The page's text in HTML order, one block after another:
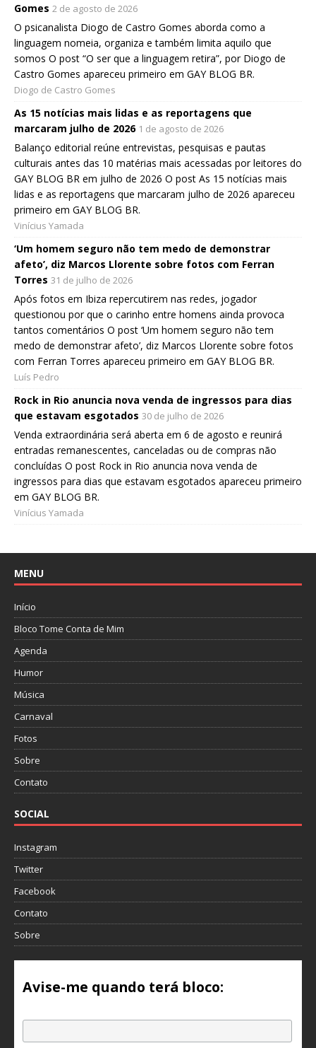
Gomes 2 de agosto de 2026
O psicanalista Diogo de Castro Gomes aborda como a
linguagem nomeia, organiza e também limita aquilo que
somos O post “O ser que a linguagem retira”, por Diogo de
Castro Gomes apareceu primeiro em GAY BLOG BR.
Diogo de Castro Gomes
As 15 notícias mais lidas e as reportagens que
marcaram julho de 2026 1 de agosto de 2026
Balanço editorial reúne entrevistas, pesquisas e pautas
culturais antes das 10 matérias mais acessadas por leitores do
GAY BLOG BR em julho de 2026 O post As 15 notícias mais
lidas e as reportagens que marcaram julho de 2026 apareceu
primeiro em GAY BLOG BR.
Vinícius Yamada
‘Um homem seguro não tem medo de demonstrar
afeto’, diz Marcos Llorente sobre fotos com Ferran
Torres 31 de julho de 2026
Após fotos em Ibiza repercutirem nas redes, jogador
questionou por que o carinho entre homens ainda provoca
tantos comentários O post ‘Um homem seguro não tem
medo de demonstrar afeto’, diz Marcos Llorente sobre fotos
com Ferran Torres apareceu primeiro em GAY BLOG BR.
Luís Pedro
Rock in Rio anuncia nova venda de ingressos para dias
que estavam esgotados 30 de julho de 2026
Venda extraordinária será aberta em 6 de agosto e reunirá
entradas remanescentes, canceladas ou de compras não
concluídas O post Rock in Rio anuncia nova venda de
ingressos para dias que estavam esgotados apareceu primeiro
em GAY BLOG BR.
Vinícius Yamada
MENU
Início
Bloco Tome Conta de Mim
Agenda
Humor
Música
Carnaval
Fotos
Sobre
Contato
SOCIAL
Instagram
Twitter
Facebook
Contato
Sobre
Avise-me quando terá bloco: